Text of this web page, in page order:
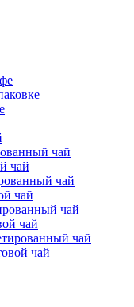
чай
чай
чай
чай
чай
чай
чай
чай